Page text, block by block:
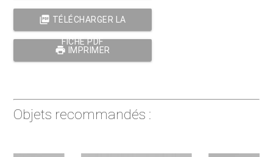
picture_as_pdf TÉLÉCHARGER LA
FICHE PDF
print IMPRIMER
Objets recommandés :